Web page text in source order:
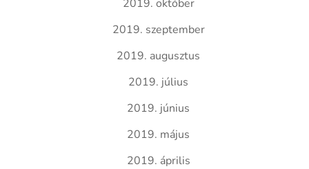
2019. október
2019. szeptember
2019. augusztus
2019. július
2019. június
2019. május
2019. április